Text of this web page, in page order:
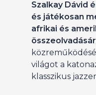
Szalkay Dávid
és játékosan
afrikai és
világot a
klasszikus